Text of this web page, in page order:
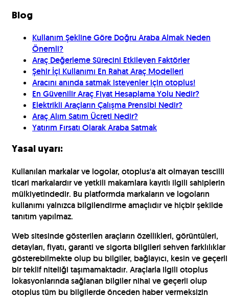
Blog
Kullanım Şekline Göre Doğru Araba Almak Neden
Önemli?
Araç Değerleme Sürecini Etkileyen Faktörler
Şehir İçi Kullanımı En Rahat Araç Modelleri
Aracını anında satmak isteyenler için otoplus!
En Güvenilir Araç Fiyat Hesaplama Yolu Nedir?
Elektrikli Araçların Çalışma Prensibi Nedir?
Araç Alım Satım Ücreti Nedir?
Yatırım Fırsatı Olarak Araba Satmak
Yasal uyarı:
Kullanılan markalar ve logolar, otoplus'a ait olmayan tescilli
ticari markalardır ve yetkili makamlara kayıtlı ilgili sahiplerin
mülkiyetindedir. Bu platformda markaların ve logoların
kullanımı yalnızca bilgilendirme amaçlıdır ve hiçbir şekilde
tanıtım yapılmaz.
Web sitesinde gösterilen araçların özellikleri, görüntüleri,
detayları, fiyatı, garanti ve sigorta bilgileri sehven farklılıklar
gösterebilmekte olup bu bilgiler, bağlayıcı, kesin ve geçerli
bir teklif niteliği taşımamaktadır. Araçlarla ilgili otoplus
lokasyonlarında sağlanan bilgiler nihai ve geçerli olup
otoplus tüm bu bilgilerde önceden haber vermeksizin